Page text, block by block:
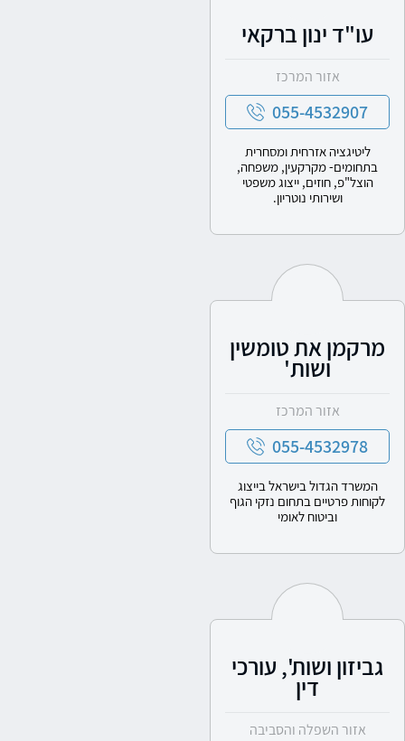
עו"ד ינון ברקאי
אזור המרכז
055-4532907
ליטיגציה אזרחית ומסחרית
בתחומים- מקרקעין, משפחה,
הוצל"פ, חוזים, ייצוג משפטי
ושירותי נוטריון.
מרקמן את טומשין
ושות'
אזור המרכז
055-4532978
המשרד הגדול בישראל בייצוג
לקוחות פרטיים בתחום נזקי הגוף
וביטוח לאומי
גביזון ושות', עורכי
דין
אזור השפלה והסביבה